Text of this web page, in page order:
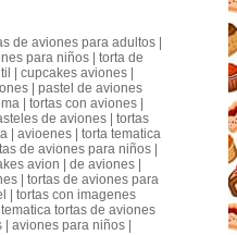
de aviones para adultos |
para niños | torta de
| cupcakes aviones |
| pastel de aviones
| tortas con aviones |
de aviones | tortas
| avioenes | torta tematica
de aviones para niños |
avion | de aviones |
| tortas de aviones para
| tortas con imagenes
tortas de aviones
aviones para niños |